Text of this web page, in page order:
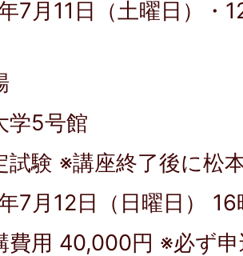
7月11日（土曜日）・
学5号館
試験 ※講座終了後に松
7月12日（日曜日）
費用 40,000円 ※必ず